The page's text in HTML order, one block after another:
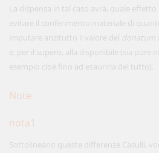
La dispensa in tal caso avrà, quale
evitare il conferimento materiale di
imputare anzitutto il valore del donatum
e, per il supero, alla disponibile (sia pure
esempio cioè fino ad esaurirla del tutto).
Note
nota1
Sottolineano queste differenze Casulli,